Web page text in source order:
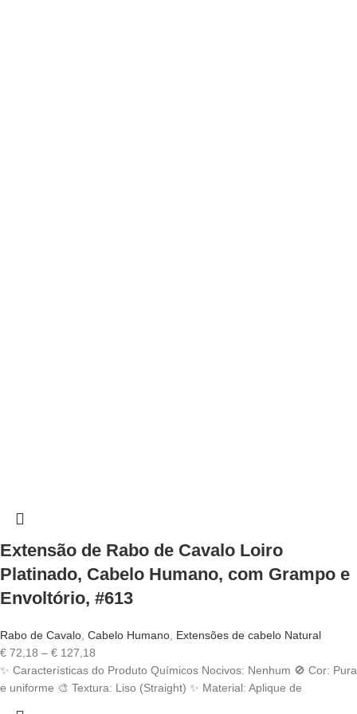
Extensão de Rabo de Cavalo Loiro
Platinado, Cabelo Humano, com Grampo e
Envoltório, #613
Rabo de Cavalo, Cabelo Humano, Extensões de cabelo Natural
€ 72,18 – € 127,18
range:
€ 72,18
✨ Características do Produto Químicos Nocivos: Nenhum 🚫 Cor: Pura
e uniforme 🎨 Textura: Liso (Straight) ✨ Material: Aplique de